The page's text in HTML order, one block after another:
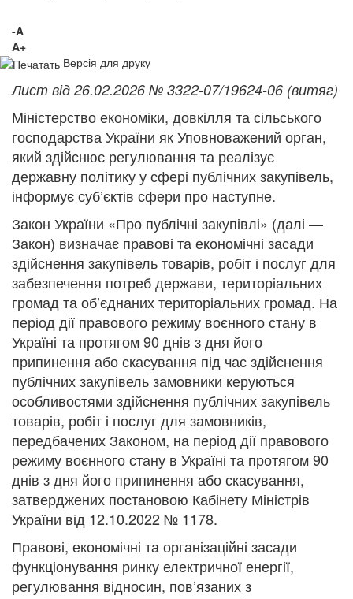
-A
A+
Версія для друку
Лист від 26.02.2026 № 3322-07/19624-06 (витяг)
Міністерство економіки, довкілля та сільського
господарства України як Уповноважений орган,
який здійснює регулювання та реалізує
державну політику у сфері публічних закупівель,
інформує суб’єктів сфери про наступне.
Закон України «Про публічні закупівлі» (далі —
Закон) визначає правові та економічні засади
здійснення закупівель товарів, робіт і послуг для
забезпечення потреб держави, територіальних
громад та об’єднаних територіальних громад. На
період дії правового режиму воєнного стану в
Україні та протягом 90 днів з дня його
припинення або скасування під час здійснення
публічних закупівель замовники керуються
особливостями здійснення публічних закупівель
товарів, робіт і послуг для замовників,
передбачених Законом, на період дії правового
режиму воєнного стану в Україні та протягом 90
днів з дня його припинення або скасування,
затверджених постановою Кабінету Міністрів
України від 12.10.2022 № 1178.
Правові, економічні та організаційні засади
функціонування ринку електричної енергії,
регулювання відносин, пов’язаних з